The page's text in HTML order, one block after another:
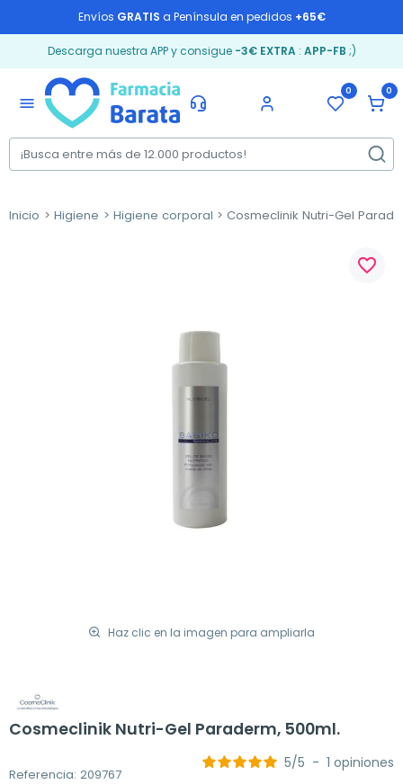
Envíos GRATIS a Península en pedidos +65€
Descarga nuestra APP y consigue -3€ EXTRA: APP-FB ;)
menu
0 0
Inicio Higiene Higiene corporal Cosmeclinik Nutri-Gel
Haz clic en la imagen para ampliarla
favorite_border
Cosmeclinik Nutri-Gel Paraderm, 500ml.
Referencia: 209767
5/5 - 1 opiniones